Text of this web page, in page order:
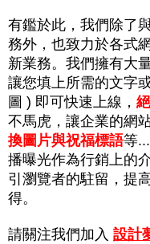
有鑑於此，我們除了
務外，也致力於各式
新業務。我們擁有大
讓您填上所需的文字
圖 ) 即可快速上線，
不馬虎，讓企業的網
換圖片與祝福標語等
播曝光作為行銷上的
引瀏覽者的駐留，提
得。
請關注我們加入 設計